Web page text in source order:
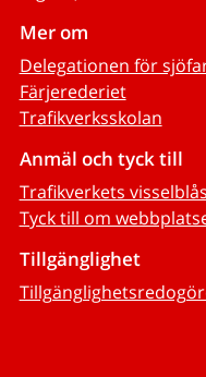
Mer om
Delegationen för
Färjerederiet
Trafikverksskolan
Anmäl och tyck till
Trafikverkets
Tyck till om
Tillgänglighet